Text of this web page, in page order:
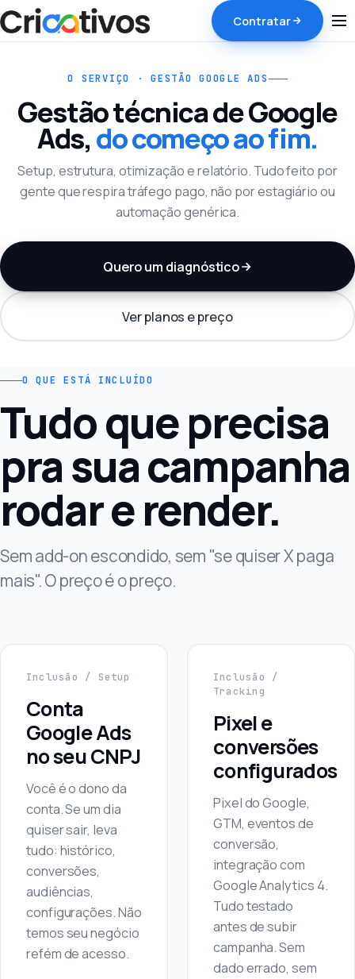
Contratar
O SERVIÇO · GESTÃO GOOGLE ADS
Gestão técnica de Google
Ads,do começo ao fim.
Setup, estrutura, otimização e relatório. Tudo feito por
gente que respira tráfego pago, não por estagiário ou
automação genérica.
Quero um diagnóstico
Ver planos e preço
O QUE ESTÁ INCLUÍDO
Tudo que precisa
pra sua campanha
rodar e render.
Sem add-on escondido, sem "se quiser X paga
mais". O preço é o preço.
Inclusão / Setup
Conta
Google Ads
no seu CNPJ
Você é o dono da
conta. Se um dia
quiser sair, leva
tudo: histórico,
conversões,
audiências,
configurações. Não
temos seu negócio
refém de acesso.
Inclusão /
Tracking
Pixel e
conversões
configurados
Pixel do Google,
GTM, eventos de
conversão,
integração com
Google Analytics 4.
Tudo testado
antes de subir
campanha. Sem
dado errado, sem